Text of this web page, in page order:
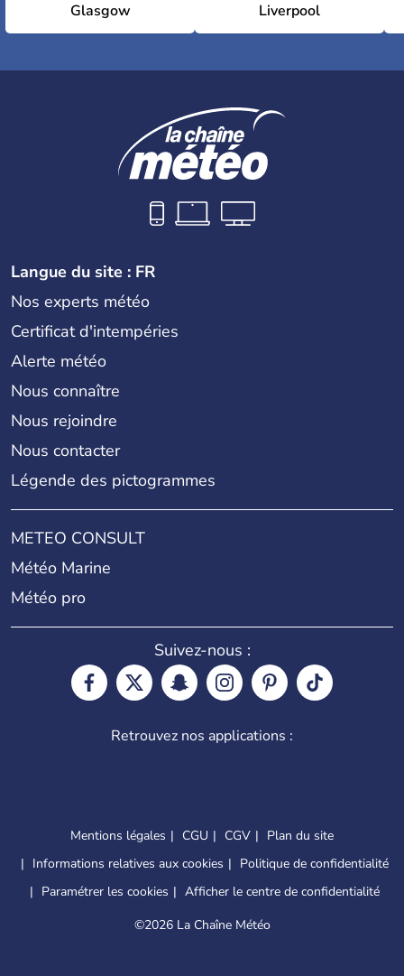
Glasgow Liverpool
Langue du site : FR
Nos experts météo
Certificat d'intempéries
Alerte météo
Nous connaître
Nous rejoindre
Nous contacter
Légende des pictogrammes
METEO CONSULT
Météo Marine
Météo pro
Suivez-nous :
Retrouvez nos applications :
Mentions légales CGU CGV
Plan du site
Informations relatives aux cookies
Politique de confidentialité
Paramétrer les cookies
Afficher le centre de confidentialité
©2026 La Chaîne Météo